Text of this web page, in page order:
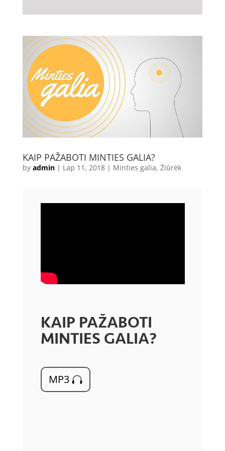
KAIP PAŽABOTI MINTIES GALIA?
by admin| Lap 11, 2018| Minties galia, Žiūrėk
KAIP PAŽABOTI
MINTIES GALIA?
MP3